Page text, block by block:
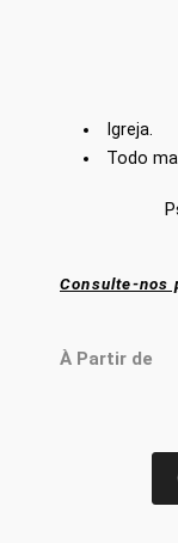
Igreja.
Todo
Consulte-nos
À Partir de